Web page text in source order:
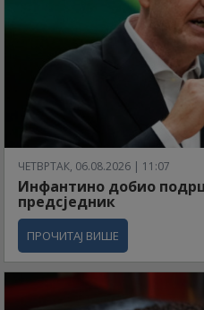
ЧЕТВРТАК, 06.08.2026 | 11:07
Инфантино добио
предсједник
ПРОЧИТАЈ ВИШЕ